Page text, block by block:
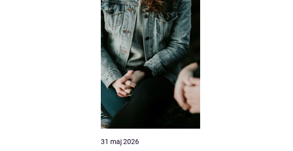
31 maj 2026